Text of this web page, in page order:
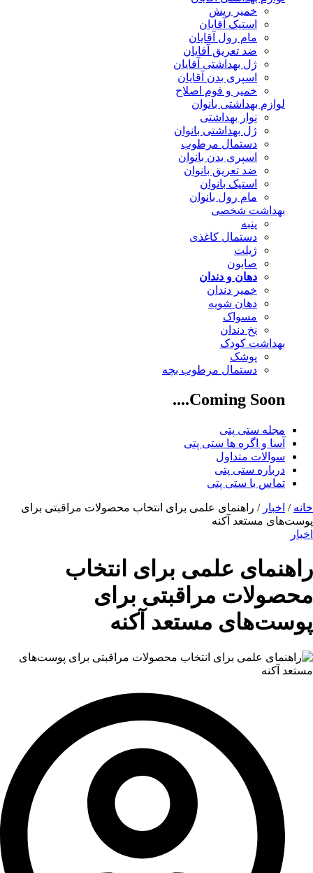
خمیر ریش
استیک آقایان
مام رول آقایان
ضد تعریق آقایان
ژل بهداشتی آقایان
اسپری بدن آقایان
خمیر و فوم اصلاح
لوازم بهداشتی بانوان
نوار بهداشتی
ژل بهداشتی بانوان
دستمال مرطوب
اسپری بدن بانوان
ضد تعریق بانوان
استیک بانوان
مام رول بانوان
بهداشت شخصی
پنبه
دستمال کاغذی
ژیلت
صابون
دهان و دندان
خمیر دندان
دهان شویه
مسواک
نخ دندان
بهداشت کودک
پوشک
دستمال مرطوب بچه
Coming Soon....
مجله ستی پتی
آسا و اگره ها ستی پتی
سوالات متداول
درباره ستی پتی
تماس با ستی پتی
خانه / اخبار / راهنمای علمی برای انتخاب محصولات مراقبتی برای
پوست‌های مستعد آکنه
اخبار
راهنمای علمی برای انتخاب
محصولات مراقبتی برای
پوست‌های مستعد آکنه